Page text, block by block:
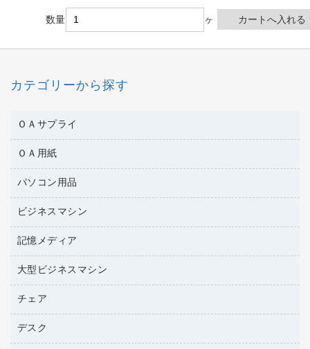
数量 ヶ
カテゴリーから探す
ＯＡサプライ
互換インクカートリッジ
ワープロリボン
リサイクルトナー（リターン方式）
リサイクルトナー（プール方式）
リサイクルインクカートリッジ
ファクシミリトナー
トナーカートリッジ
コピートナー
ＯＡ用紙
名刺用紙
帳票用紙／フォーム用紙
ワープロ用紙
ラベル用紙
プロッター用紙
ハガキ用紙
その他コピー用紙・プリンタ用紙
パソコン用品
パソコン周辺機器
各種ケーブル
マウスパッド
マウス
パソコンバッグ／収納用品
ネットワーク／ＬＡＮ機器
ビジネスマシン
電話機
レーザープリンタ／複合機
メモリーカード
プロジェクタ
ファクシミリ
記憶メディア
ブルーレイディスク
ＣＤ－ＲＷ
ＣＤ－Ｒ
大型ビジネスマシン
プリンタ
チェア
応接イス・ベンチ
デスク